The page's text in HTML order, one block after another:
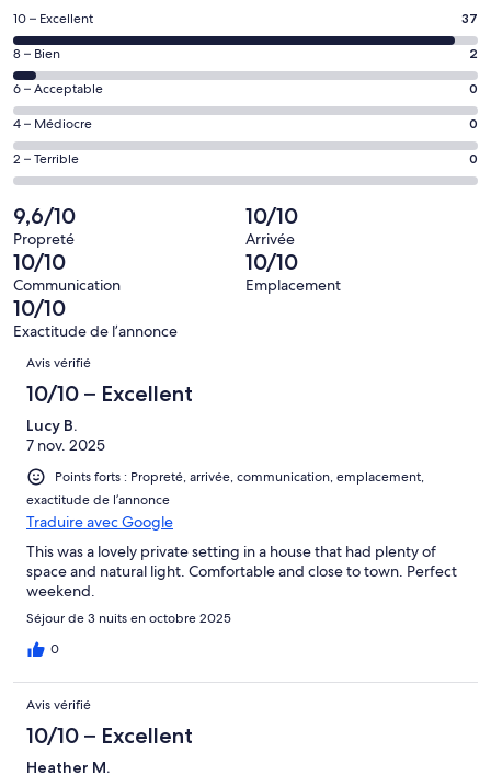
une
nouvelle
fenêtre
Note
de 10
–
Excellent,
d’après
37 avis
sur 39.
10 – Excellent 37
Note
de 8
–
Bien,
d’après
2 avis
sur 39.
8 – Bien 2
Note
de 6
–
Acceptable,
d’après
0 avis
sur 39.
6 – Acceptable 0
Note
de 4
–
d’après
0 avis
sur 39.
4 – Médiocre 0
Note
de 2
–
Terrible,
d’après
0 avis
sur 39.
2 – Terrible 0
9,6/10
Propreté
10/10
Arrivée
10/10
Communication
10/10
Emplacement
10/10
Exactitude de l’annonce
Avis
Avis vérifié
10/10 – Excellent
Lucy B.
7 nov. 2025
Points forts : Propreté, arrivée, communication, emplacement,
exactitude de l’annonce
Traduire avec Google
This was a lovely private setting in a house that had plenty of
space and natural light. Comfortable and close to town. Perfect
weekend.
Séjour de 3 nuits en octobre 2025
0
Avis vérifié
10/10 – Excellent
Heather M.